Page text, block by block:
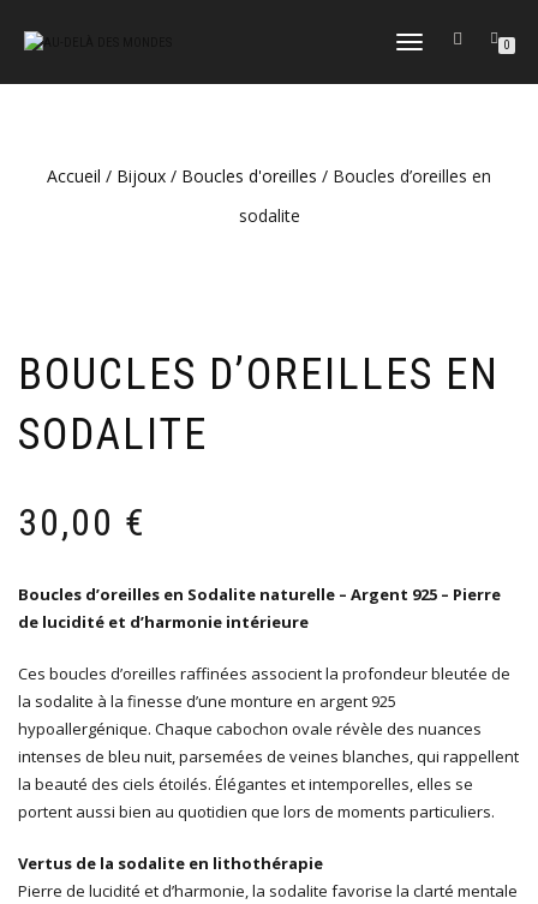
DÉPLIER
NAVIGATION
0
Accueil / Bijoux / Boucles d'oreilles / Boucles d’oreilles en
sodalite
BOUCLES D’OREILLES EN
SODALITE
30,00 €
Boucles d’oreilles en Sodalite naturelle – Argent 925 – Pierre
de lucidité et d’harmonie intérieure
Ces boucles d’oreilles raffinées associent la profondeur bleutée de
la sodalite à la finesse d’une monture en argent 925
hypoallergénique. Chaque cabochon ovale révèle des nuances
intenses de bleu nuit, parsemées de veines blanches, qui rappellent
la beauté des ciels étoilés. Élégantes et intemporelles, elles se
portent aussi bien au quotidien que lors de moments particuliers.
Vertus de la sodalite en lithothérapie
Pierre de lucidité et d’harmonie, la sodalite favorise la clarté mentale